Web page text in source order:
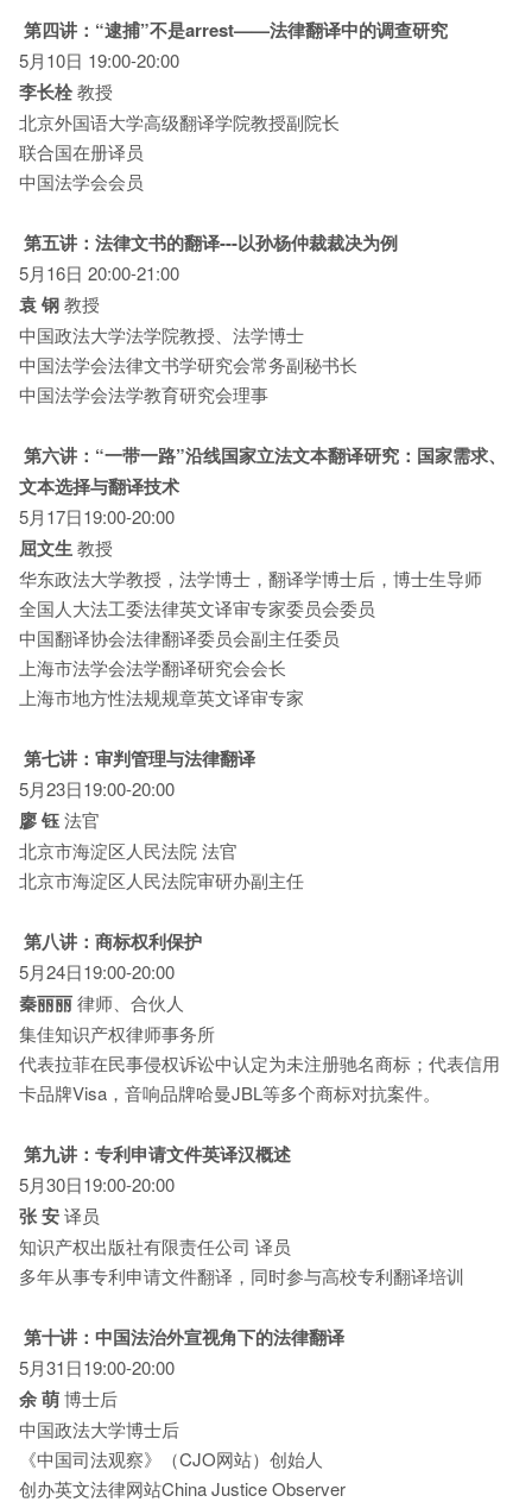
第四讲：“逮捕”不是arrest——法律翻译中的调查研究
5月10日 19:00-20:00
李长栓教授
北京外国语大学高级翻译学院教授副院长
联合国在册译员
中国法学会会员
第五讲：法律文书的翻译---以孙杨仲裁裁决为例
5月16日 20:00-21:00
袁 钢教授
中国政法大学法学院教授、法学博士
中国法学会法律文书学研究会常务副秘书长
中国法学会法学教育研究会理事
第六讲：“一带一路”沿线国家立法文本翻译研究：国家需求、
文本选择与翻译技术
5月17日19:00-20:00
屈文生教授
华东政法大学教授，法学博士，翻译学博士后，博士生导师
全国人大法工委法律英文译审专家委员会委员
中国翻译协会法律翻译委员会副主任委员
上海市法学会法学翻译研究会会长
上海市地方性法规规章英文译审专家
第七讲：审判管理与法律翻译
5月23日19:00-20:00
廖 钰法官
北京市海淀区人民法院 法官
北京市海淀区人民法院审研办副主任
第八讲：商标权利保护
5月24日19:00-20:00
秦丽丽律师、合伙人
集佳知识产权律师事务所
代表拉菲在民事侵权诉讼中认定为未注册驰名商标；代表信用
卡品牌Visa，音响品牌哈曼JBL等多个商标对抗案件。
第九讲：专利申请文件英译汉概述
5月30日19:00-20:00
张 安译员
知识产权出版社有限责任公司 译员
多年从事专利申请文件翻译，同时参与高校专利翻译培训
第十讲：中国法治外宣视角下的法律翻译
5月31日19:00-20:00
余 萌博士后
中国政法大学博士后
《中国司法观察》（CJO网站）创始人
创办英文法律网站China Justice Observer